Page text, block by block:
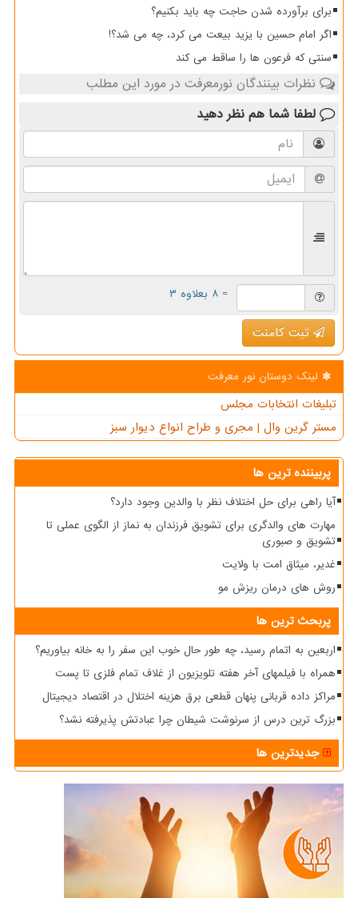
برای برآورده شدن حاجت چه باید بکنیم؟
اگر امام حسین با یزید بیعت می کرد، چه می شد؟!
سنتی که فرعون ها را ساقط می کند
نظرات بینندگان نورمعرفت در مورد این مطلب
لطفا شما هم نظر دهید
= ۸ بعلاوه ۳
ثبت کامنت
لینک دوستان نور معرفت
تبلیغات انتخابات مجلس
مستر گرین وال | مجری و طراح انواع دیوار سبز
پربیننده ترین ها
آیا راهی برای حل اختلاف نظر با والدین وجود دارد؟
مهارت های والدگری برای تشویق فرزندان به نماز از الگوی عملی تا
تشویق و صبوری
غدیر، میثاق امت با ولایت
روش های درمان ریزش مو
پربحث ترین ها
اربعین به اتمام رسید، چه طور حال خوب این سفر را به خانه بیاوریم؟
همراه با فیلمهای آخر هفته تلویزیون از غلاف تمام فلزی تا پست
مراکز داده قربانی پنهان قطعی برق هزینه اختلال در اقتصاد دیجیتال
بزرگ ترین درس از سرنوشت شیطان چرا عبادتش پذیرفته نشد؟
جدیدترین ها